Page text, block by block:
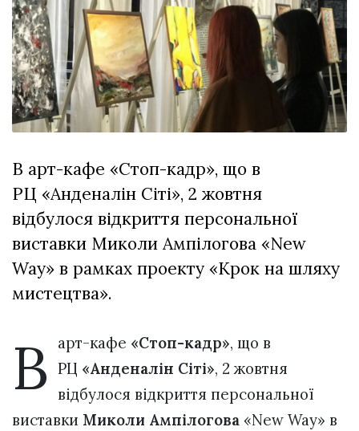
XIX
Спартакіада
VolWe...
29 Липня 2026
541 переглядів
Всі розділи
Персона
Афіша
ZONE 18+
В арт-кафе «Стоп-кадр», що в
РЦ «Анденалін Сіті», 2 жовтня
відбулося відкриття персональної
виставки Миколи Ампілогова «New
Way» в рамках проекту «Крок на шляху
мистецтва».
В арт-кафе «Стоп-кадр», що в
РЦ «Анденалін Сіті», 2 жовтня
відбулося відкриття персональної
виставки Миколи Ампілогова «New Way» в